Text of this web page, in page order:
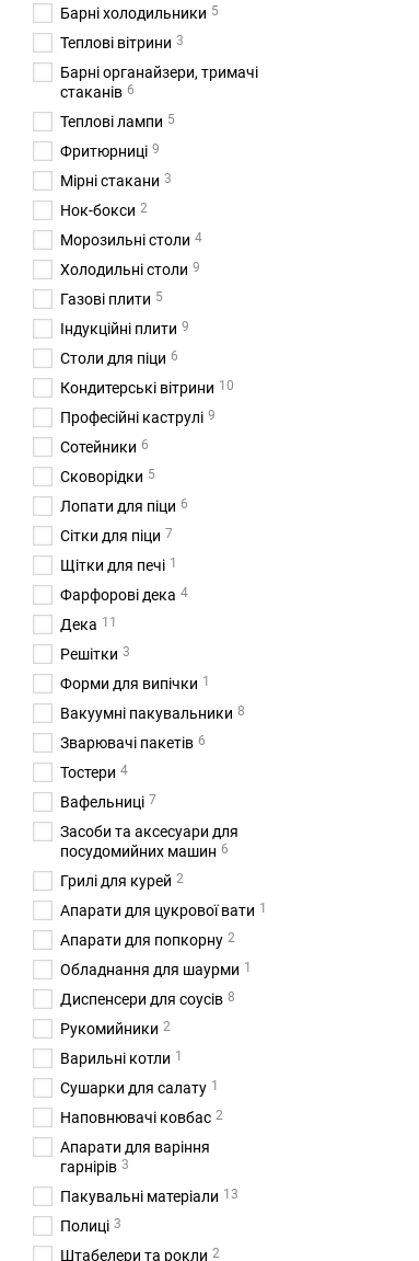
Барні холодильники 5
Теплові вітрини 3
Барні органайзери, тримачі
стаканів 6
Теплові лампи 5
Фритюрниці 9
Мірні стакани 3
Нок-бокси 2
Морозильні столи 4
Холодильні столи 9
Газові плити 5
Індукційні плити 9
Столи для піци 6
Кондитерські вітрини 10
Професійні каструлі 9
Сотейники 6
Сковорідки 5
Лопати для піци 6
Сітки для піци 7
Щітки для печі 1
Фарфорові дека 4
Дека 11
Решітки 3
Форми для випічки 1
Вакуумні пакувальники 8
Зварювачі пакетів 6
Тостери 4
Вафельниці 7
Засоби та аксесуари для
посудомийних машин 6
Грилі для курей 2
Апарати для цукрової вати 1
Апарати для попкорну 2
Обладнання для шаурми 1
Диспенсери для соусів 8
Рукомийники 2
Варильні котли 1
Сушарки для салату 1
Наповнювачі ковбас 2
Апарати для варіння
гарнірів 3
Пакувальні матеріали 13
Полиці 3
Штабелери та рокли 2